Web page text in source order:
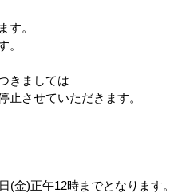
フィンレイソン
す。
。
きましては
止させていただきます。
(金)正午12時までとなります。